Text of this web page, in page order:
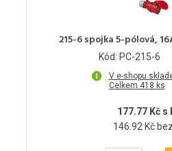
215-6 spojka 5-pólová,
Kód: PC-215-6
V e-shopu
Celkem 418 ks
177.77 Kč s
146.92 Kč